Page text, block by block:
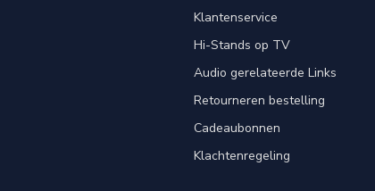
Klantenservice
Hi-Stands op TV
Audio gerelateerde Links
Retourneren bestelling
Cadeaubonnen
Klachtenregeling